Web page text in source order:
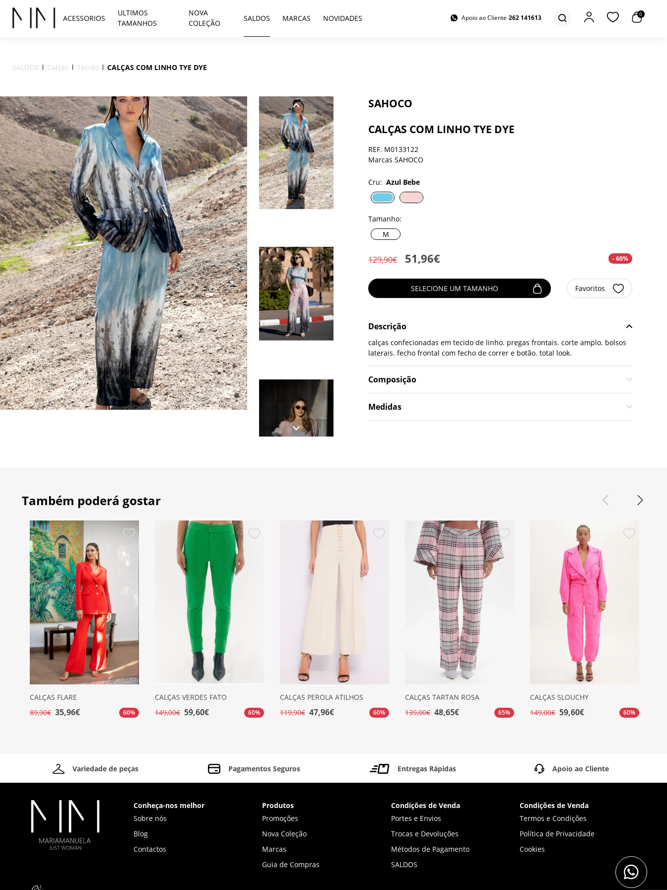
ACESSORIOS
ULTIMOS
TAMANHOS
NOVA
COLEÇÃO
SALDOS MARCAS NOVIDADES Apoio ao Cliente 262 141613 0
SALDOS Calças Tecido CALÇAS COM LINHO TYE DYE
SAHOCO
CALÇAS COM LINHO TYE DYE
REF. M0133122
Marcas SAHOCO
Cru: Azul Bebe
Tamanho:
M
129,90€ 51,96€ - 60%
SELECIONE UM TAMANHO Favoritos
Descrição
calças confecionadas em tecido de linho. pregas frontais. corte amplo. bolsos
laterais. fecho frontal com fecho de correr e botão. total look.
Composição
Medidas
Também poderá gostar
CALÇAS FLARE
89,90€ 35,96€ 60%
CALÇAS VERDES FATO
149,00€ 59,60€ 60%
CALÇAS PEROLA ATILHOS
119,90€ 47,96€ 60%
CALÇAS TARTAN ROSA
139,00€ 48,65€ 65%
CALÇAS SLOUCHY
149,00€ 59,60€ 60%
Variedade de peças Pagamentos Seguros Entregas Rápidas Apoio ao Cliente
Conheça-nos melhor
Sobre nós
Blog
Contactos
Produtos
Promoções
Nova Coleção
Marcas
Guia de Compras
Condições de Venda
Portes e Envios
Trocas e Devoluções
Métodos de Pagamento
SALDOS
Condições de Venda
Termos e Condições
Política de Privacidade
Cookies